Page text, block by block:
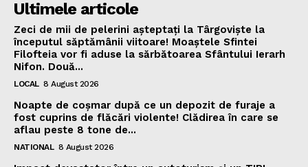
Ultimele articole
Zeci de mii de pelerini așteptați la Târgoviște la
începutul săptămânii viitoare! Moaștele Sfintei
Filofteia vor fi aduse la sărbătoarea Sfântului Ierarh
Nifon. Două...
LOCAL 8 August 2026
Noapte de coșmar după ce un depozit de furaje a
fost cuprins de flăcări violente! Clădirea în care se
aflau peste 8 tone de...
NATIONAL 8 August 2026